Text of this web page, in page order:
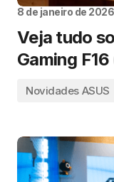
8 de janeiro de 2026
Veja tudo
Gaming
Novidades ASUS